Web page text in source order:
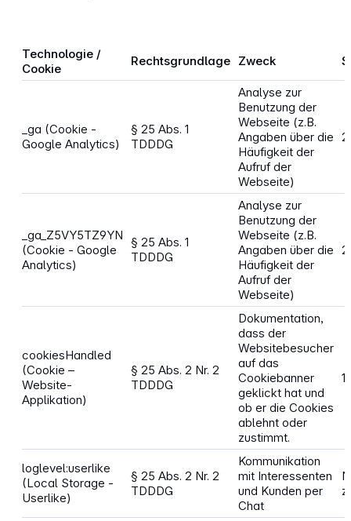
Technologie /
Cookie
Rechtsgrundlage Zweck
_ga (Cookie -
Google Analytics)
§ 25 Abs. 1
TDDDG
Analyse zur
Benutzung der
Webseite (z.B.
Angaben über die
Häufigkeit der
Aufruf der
Webseite)
_ga_Z5VY5TZ9YN
(Cookie - Google
Analytics)
§ 25 Abs. 1
TDDDG
Analyse zur
Benutzung der
Webseite (z.B.
Angaben über die
Häufigkeit der
Aufruf der
Webseite)
cookiesHandled
(Cookie –
Website-
Applikation)
§ 25 Abs. 2 Nr. 2
TDDDG
Dokumentation,
dass der
Websitebesucher
auf das
Cookiebanner
geklickt hat und
ob er die Cookies
ablehnt oder
zustimmt.
1
loglevel:userlike
(Local Storage -
Userlike)
§ 25 Abs. 2 Nr. 2
TDDDG
Kommunikation
mit Interessenten
und Kunden per
Chat